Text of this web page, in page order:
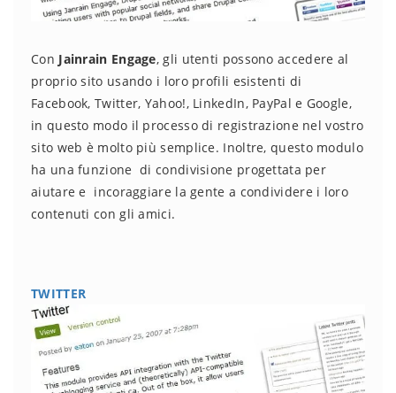
Con Jainrain Engage, gli utenti possono accedere al
proprio sito usando i loro profili esistenti di
Facebook, Twitter, Yahoo!, LinkedIn, PayPal e Google,
in questo modo il processo di registrazione nel vostro
sito web è molto più semplice. Inoltre, questo modulo
ha una funzione di condivisione progettata per
aiutare e incoraggiare la gente a condividere i loro
contenuti con gli amici.
TWITTER